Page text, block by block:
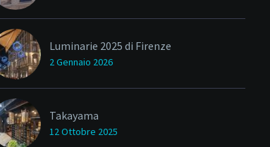
Luminarie 2025 di Firenze
2 Gennaio 2026
Takayama
12 Ottobre 2025